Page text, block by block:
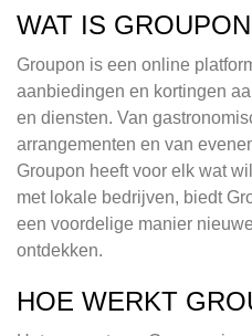
WAT IS
Groupon is een online
aanbiedingen en kortingen
en diensten. Van
arrangementen en van
Groupon heeft voor elk wat
met lokale bedrijven, biedt
een voordelige manier
ontdekken.
HOE WERKT